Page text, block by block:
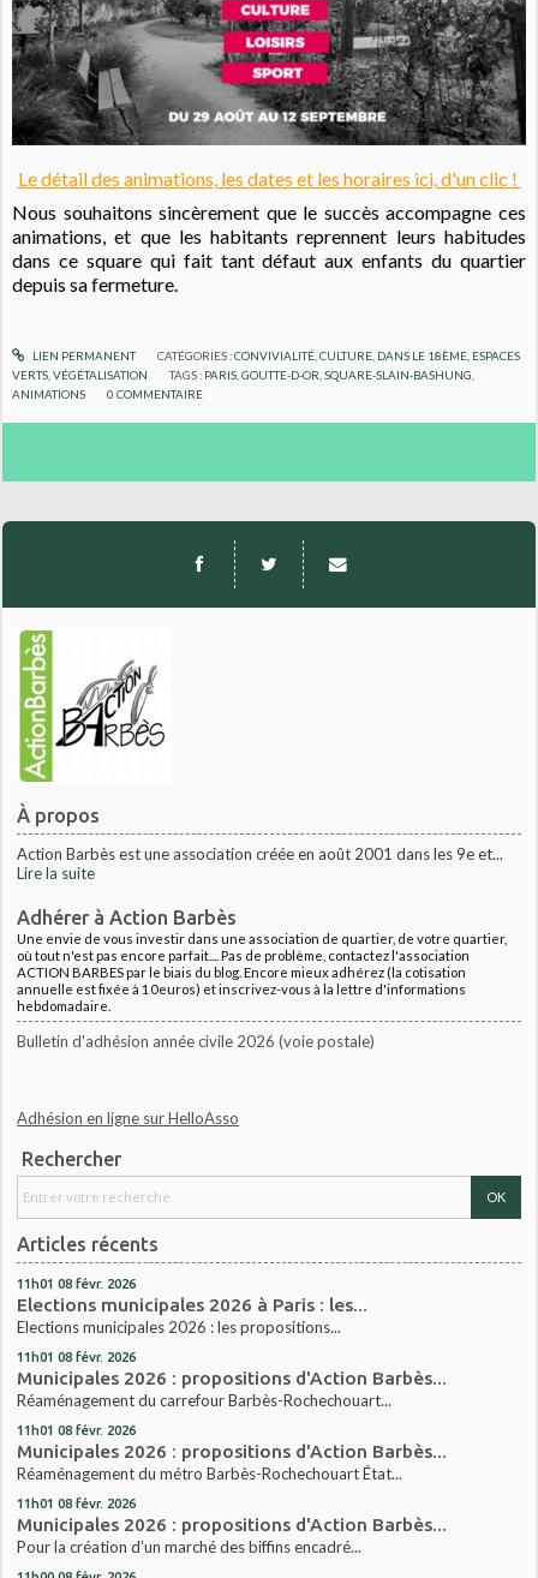
À propos
Action Barbès est une association créée en août 2001 dans les 9e et...
Lire la suite
Adhérer à Action Barbès
Une envie de vous investir dans une association de quartier, de votre quartier,
où tout n'est pas encore parfait.... Pas de problème, contactez l'association
ACTION BARBES par le biais du blog. Encore mieux adhérez (la cotisation
annuelle est fixée à 10euros) et inscrivez-vous à la lettre d'informations
hebdomadaire.
Bulletin d'adhésion année civile 2026 (voie postale)
Adhésion en ligne sur HelloAsso
Rechercher
Articles récents
11h01 08 févr. 2026
Elections municipales 2026 à Paris : les...
Elections municipales 2026 : les propositions...
11h01 08 févr. 2026
Municipales 2026 : propositions d'Action Barbès...
Réaménagement du carrefour Barbès-Rochechouart...
11h01 08 févr. 2026
Municipales 2026 : propositions d'Action Barbès...
Réaménagement du métro Barbès-Rochechouart État...
11h01 08 févr. 2026
Municipales 2026 : propositions d'Action Barbès...
Pour la création d’un marché des biffins encadré...
Le détail des animations, les dates et les horaires ici, d'un clic !
Nous souhaitons sincèrement que le succès accompagne ces
animations, et que les habitants reprennent leurs habitudes
dans ce square qui fait tant défaut aux enfants du quartier
depuis sa fermeture.
LIEN PERMANENT CATÉGORIES :CONVIVIALITÉ, CULTURE, DANS LE 18ÈME, ESPACES
VERTS, VÉGÉTALISATION
TAGS : PARIS ,GOUTTE-D-OR ,SQUARE-SLAIN-BASHUNG
ANIMATIONS
0 COMMENTAIRE